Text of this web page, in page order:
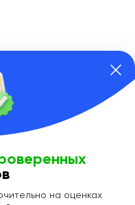
массовой
января 2019 г.
на оценках